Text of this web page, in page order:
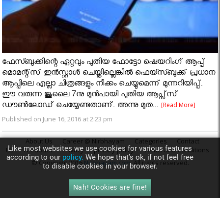
ഫേസ്ബുക്കിന്റെ ഏറ്റവും പുതിയ ഫോട്ടോ ഷെയറിംഗ് ആപ്പ്
മൊമന്റ്സ് ഇന്‍സ്റ്റാള്‍ ചെയ്തില്ലെങ്കില്‍ ഫെയ്സ്ബുക്ക് പ്രധാന
ആപ്പിലെ എല്ലാ ചിത്രങ്ങളും നീക്കം ചെയ്യുമെന്ന് മുന്നറിയിപ്പ്.
ഈ വരുന്ന ജൂലൈ 7നു മുന്‍പായി പുതിയ ആപ്സ്സ്
ഡൗണ്‍ലോഡ് ചെയ്യേണ്ടതാണ്. അന്നു മുത...[Read More]
Published on June 16, 2016 at 2:23 pm
About Us Career @ Nirbhayam Categories
Contact
Us
Feedback Privacy privacy policy
Terms and Conditions
© Copyright 2016Nirbhayam.com. All rights reserved.
Like most websites we use cookies for various features
according to our policy. We hope that’s ok, if not feel free
to disable cookies in your browser.
Nah! Cookies are fine!